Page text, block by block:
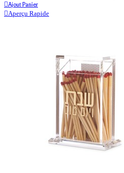
Ajout Panier
Aperçu Rapide